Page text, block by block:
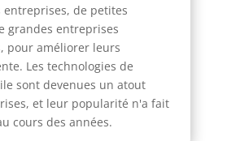
entreprises, de petites
grandes entreprises
pour améliorer leurs
Les technologies de
sont devenues un atout
et leur popularité n'a fait
cours des années.